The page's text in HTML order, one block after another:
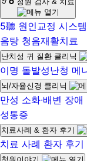
5聽 원인교정 시스템
음탕 청음재활치료
난치성 귀 질환 클리닉
이명 돌발성난청 메
뇌/자율신경 클리닉
만성 소화∙배변 장애
성통증
치료사례 & 환자 후기
치료 사례 환자 후기